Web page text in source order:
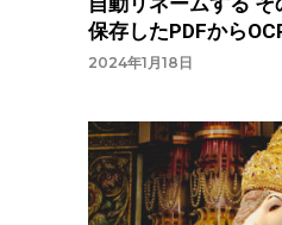
保存したPDFから
2024年1月18日